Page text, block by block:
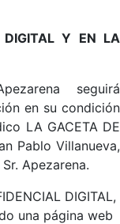
DIGITAL Y EN LA
seguirá
en su condición
LA GACETA DE
Pablo Villanueva,
Apezarena.
DIGITAL,
una página web